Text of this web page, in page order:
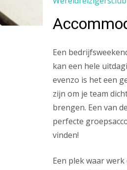
Een
kan een hele
evenzo is het een
zijn om je team
brengen. Een van
perfecte
vinden!
Een plek waar werk